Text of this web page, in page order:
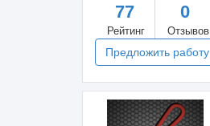
77
Рейтинг
0
Отзывов
Предложить работу